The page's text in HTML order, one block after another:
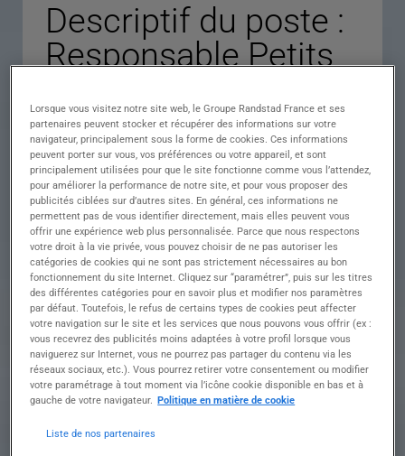
Descriptif du poste :
Responsable Petits
& Tertiaire H/F
Descriptif du poste : Ce que nous vous
proposons Rattaché(e) à la direction, vous pilotez
en autonomie des projets tertiaires et petits
travaux jusqu'à 50K€.
Vos missions :
???? Gestion Technique & Commerciale • Prendre
en charge les demandes clients (commerces,
bureaux, petites rénovations tertiaires).
• Analyser les besoins, proposer les solutions
techniques adaptées et établir les chiffrages.
• Être l'interlocuteur privilégié du client, de l'offre
jusqu'à la livraison.
???? Suivi de Chantier • Préparer, organiser et
suivre les travaux : planning, matériel,
Lorsque vous visitez notre site web, le Groupe Randstad France et ses
partenaires peuvent stocker et récupérer des informations sur votre
navigateur, principalement sous la forme de cookies. Ces informations
peuvent porter sur vous, vos préférences ou votre appareil, et sont
principalement utilisées pour que le site fonctionne comme vous l’attendez,
pour améliorer la performance de notre site, et pour vous proposer des
publicités ciblées sur d’autres sites. En général, ces informations ne
permettent pas de vous identifier directement, mais elles peuvent vous
offrir une expérience web plus personnalisée. Parce que nous respectons
votre droit à la vie privée, vous pouvez choisir de ne pas autoriser les
catégories de cookies qui ne sont pas strictement nécessaires au bon
fonctionnement du site Internet. Cliquez sur “paramétrer”, puis sur les titres
des différentes catégories pour en savoir plus et modifier nos paramètres
par défaut. Toutefois, le refus de certains types de cookies peut affecter
votre navigation sur le site et les services que nous pouvons vous offrir (ex :
vous recevrez des publicités moins adaptées à votre profil lorsque vous
naviguerez sur Internet, vous ne pourrez pas partager du contenu via les
réseaux sociaux, etc.). Vous pourrez retirer votre consentement ou modifier
votre paramétrage à tout moment via l’icône cookie disponible en bas et à
gauche de votre navigateur. Politique en matière de cookie
Liste de nos partenaires